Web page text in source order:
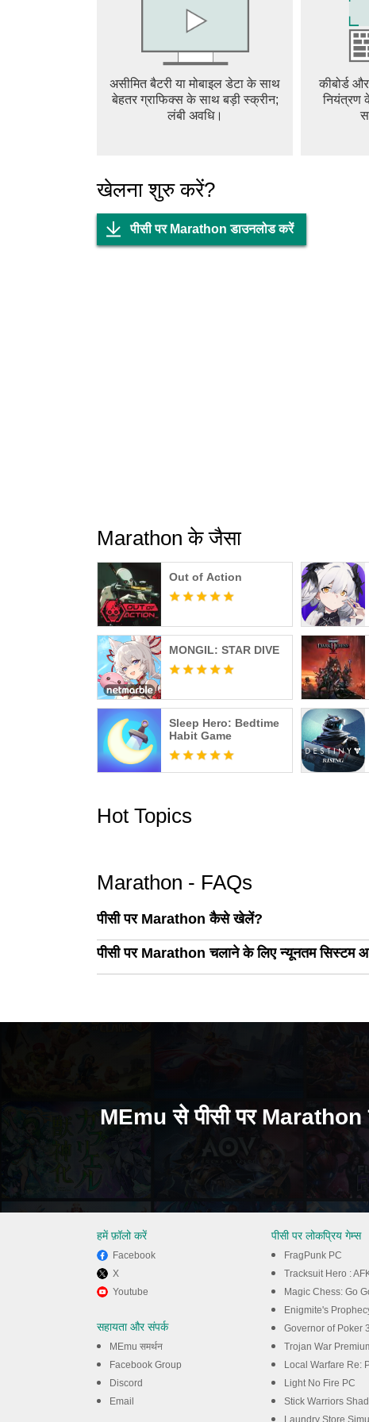
together the colony’s history. Visually,
decay with advanced technology. The
effects, creates a tense and immersive
cues playing a critical role in alerting players to
is at the heart of Marathon’s experience. The
team up and strategize together.
movements, share resources, and cover each
extraction shooter genre. Whether you’re a fan
Marathon delivers an engaging and
असीमित बैटरी या मोबाइल डेटा के साथ
बेहतर ग्राफिक्स के साथ बड़ी स्क्रीन;
लंबी अवधि।
कीबोर्ड
नियंत्रण
खेलना शुरु करें?
पीसी पर Marathon डाउनलोड करें
Marathon के जैसा
Out of Action
MONGIL: STAR DIVE
Sleep Hero: Bedtime
Habit Game
Hot Topics
Marathon - FAQs
पीसी पर Marathon कैसे खेलें?
पीसी पर Marathon चलाने के लिए न्यूनतम सिस्टम
MEmu से पीसी पर
हमें फ़ॉलो करें
Facebook
X
Youtube
सहायता और संपर्क
MEmu समर्थन
Facebook Group
Discord
Email
पीसी पर लोकप्रिय गेम्स
FragPunk PC
Tracksuit Hero :
Magic Chess: Go
Enigmite's
Governor of Poker
Trojan War
Local Warfare Re:
Light No Fire PC
Stick Warriors
Laundry Store